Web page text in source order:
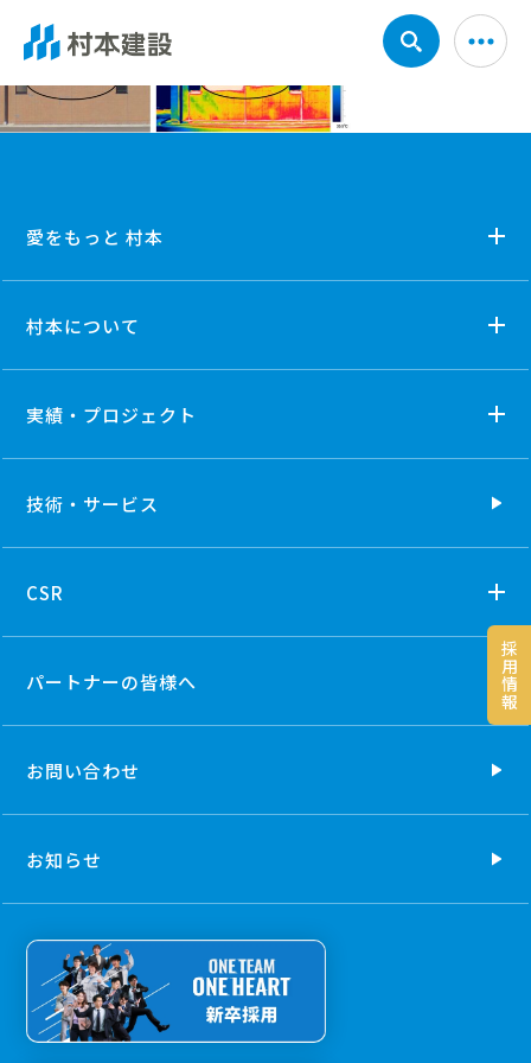
採
用
情
報
愛をもっと 村本
村本について
実績・プロジェクト
技術・ サービス
CSR
パートナーの皆様へ
お問い合わせ
お知らせ